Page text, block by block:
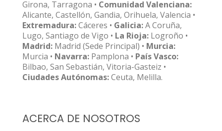
Girona, Tarragona • Comunidad Valenciana:
Alicante, Castellón, Gandia, Orihuela, Valencia •
Extremadura:Cáceres • Galicia:A Coruña,
Lugo, Santiago de Vigo • La Rioja: Logroño •
Madrid: Madrid (Sede Principal) • Murcia:
Murcia • Navarra: Pamplona • País Vasco:
Bilbao, San Sebastián, Vitoria-Gasteiz •
Ciudades Autónomas:Ceuta, Melilla.
ACERCA DE NOSOTROS